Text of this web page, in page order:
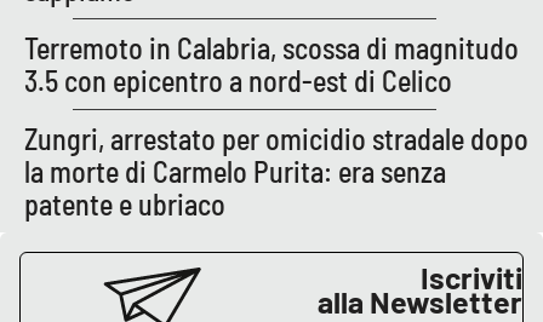
PROGETTI
SPECIALI
Buona Sanità Calabria
LACALABRIAVISIONE
Destinazioni
Terremoto in Calabria, scossa di magnitudo
3.5 con epicentro a nord-est di Celico
Zungri, arrestato per omicidio stradale dopo
la morte di Carmelo Purita: era senza
patente e ubriaco
Iscriviti
alla Newsletter